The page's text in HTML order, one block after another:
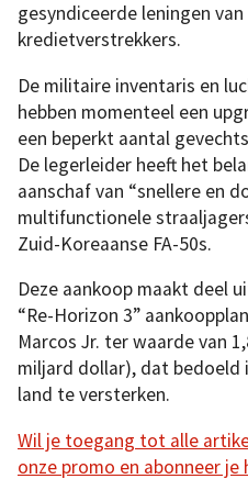
gesyndiceerde leningen
kredietverstrekkers.
De militaire inventaris en
hebben momenteel een
een beperkt aantal
De legerleider heeft het
aanschaf van “snellere en
multifunctionele
Zuid-Koreaanse FA-50s.
Deze aankoop maakt deel
“Re-Horizon 3”
Marcos Jr. ter waarde van
miljard dollar), dat bedoeld
land te versterken.
Wil je toegang tot alle
onze promo en abonneer je